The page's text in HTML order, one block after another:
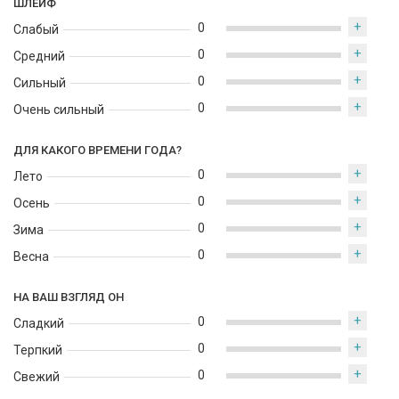
ШЛЕЙФ
Слабый
Средний
Сильный
Очень сильный
0 +
0 +
0 +
0 +
ДЛЯ КАКОГО ВРЕМЕНИ ГОДА?
Лето
Осень
Зима
Весна
0 +
0 +
0 +
0 +
НА ВАШ ВЗГЛЯД ОН
Сладкий
Терпкий
Свежий
0 +
0 +
0 +